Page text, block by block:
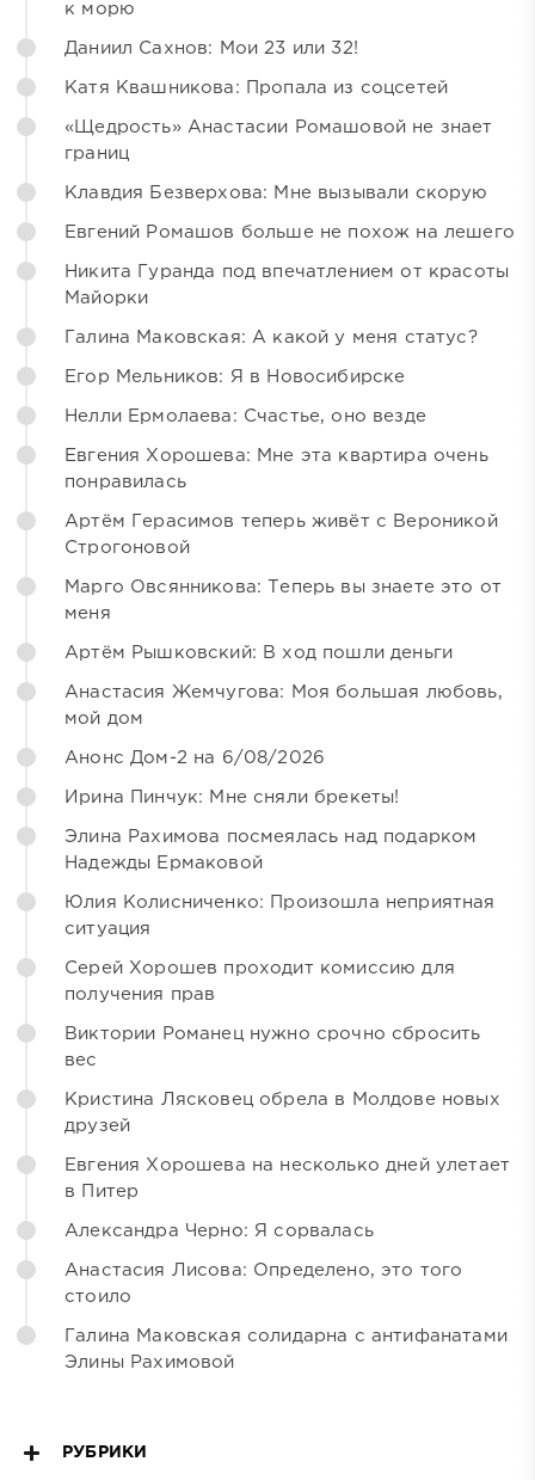
к морю
Даниил Сахнов: Мои 23 или 32!
Катя Квашникова: Пропала из соцсетей
«Щедрость» Анастасии Ромашовой не знает
границ
Клавдия Безверхова: Мне вызывали скорую
Евгений Ромашов больше не похож на лешего
Никита Гуранда под впечатлением от красоты
Майорки
Галина Маковская: А какой у меня статус?
Егор Мельников: Я в Новосибирске
Нелли Ермолаева: Счастье, оно везде
Евгения Хорошева: Мне эта квартира очень
понравилась
Артём Герасимов теперь живёт с Вероникой
Строгоновой
Марго Овсянникова: Теперь вы знаете это от
меня
Артём Рышковский: В ход пошли деньги
Анастасия Жемчугова: Моя большая любовь,
мой дом
Анонс Дом-2 на 6/08/2026
Ирина Пинчук: Мне сняли брекеты!
Элина Рахимова посмеялась над подарком
Надежды Ермаковой
Юлия Колисниченко: Произошла неприятная
ситуация
Серей Хорошев проходит комиссию для
получения прав
Виктории Романец нужно срочно сбросить
вес
Кристина Лясковец обрела в Молдове новых
друзей
Евгения Хорошева на несколько дней улетает
в Питер
Александра Черно: Я сорвалась
Анастасия Лисова: Определено, это того
стоило
Галина Маковская солидарна с антифанатами
Элины Рахимовой
РУБРИКИ